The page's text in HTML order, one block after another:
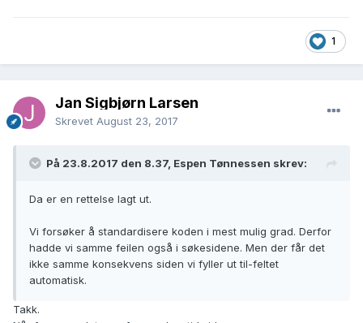
1
Jan Sigbjørn Larsen
Skrevet August 23, 2017
På 23.8.2017 den 8.37, Espen Tønnessen skrev:
Da er en rettelse lagt ut.
Vi forsøker å standardisere koden i mest mulig grad. Derfor
hadde vi samme feilen også i søkesidene. Men der får det
ikke samme konsekvens siden vi fyller ut til-feltet
automatisk.
Takk.